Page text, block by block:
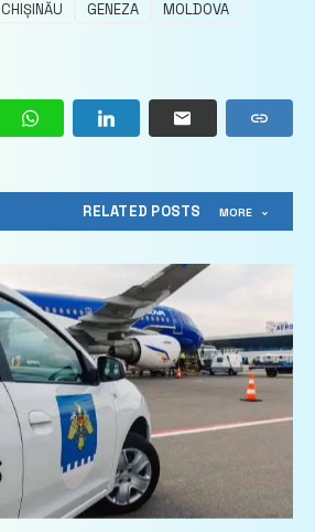
CHIȘINĂU GENEZA
MOLDOVA
RELATED POSTS MORE